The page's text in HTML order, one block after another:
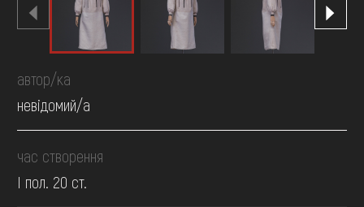
автор/ка
невідомий/а
час створення
І пол. 20 ст.